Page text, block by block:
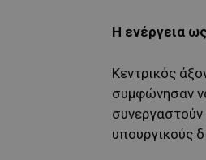
Η ενέργεια
Κεντρικός
συμφώνησαν
υπουργικούς